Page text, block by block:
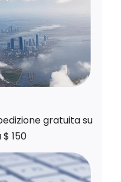
gratuita su
150